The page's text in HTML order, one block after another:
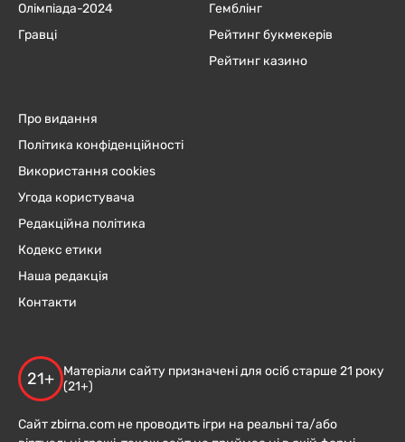
Олімпіада-2024
Гравці
Гемблінг
Рейтинг букмекерів
Рейтинг казино
Про видання
Політика конфіденційності
Використання cookies
Угода користувача
Редакційна політика
Кодекс етики
Наша редакція
Контакти
21+
Матеріали сайту призначені для осіб старше 21 року
(21+)
Сайт zbirna.com не проводить ігри на реальні та/або